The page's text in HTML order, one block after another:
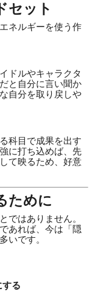
セット
ネルギーを使う作
ドルやキャラクタ
と自分に言い聞か
自分を取り戻しや
科目で成果を出す
に打ち込めば、先
て映るため、好意
ために
ではありません。
あれば、今は「隠
いです。
る